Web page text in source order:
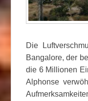
Die
Bangalore, der
die 6 Millionen
Alphonse